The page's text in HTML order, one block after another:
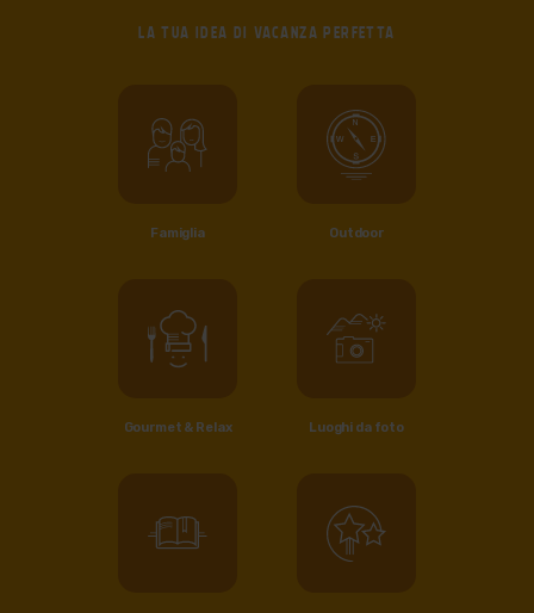
LA TUA IDEA DIVACANZA PERFETTA
Famiglia Outdoor
Gourmet & Relax Luoghi da foto